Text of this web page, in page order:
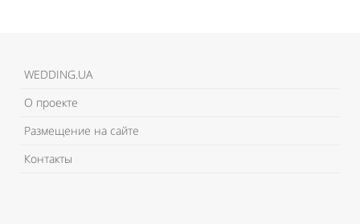
WEDDING.UA
О проекте
Размещение на сайте
Контакты